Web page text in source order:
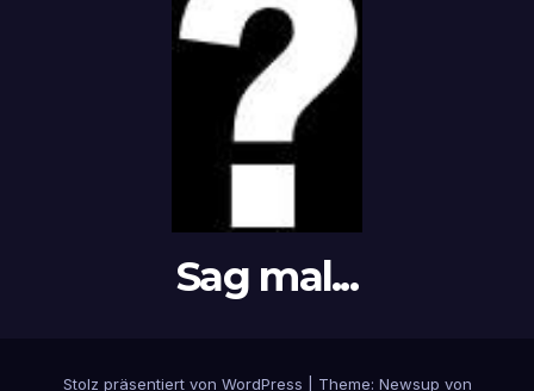
Sag mal...
Stolz präsentiert von WordPress Theme: Newsup von